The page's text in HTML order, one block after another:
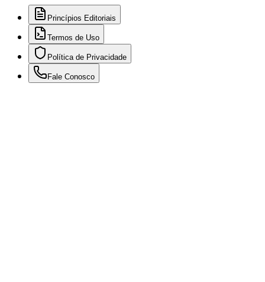
Princípios Editoriais
Termos de Uso
Política de Privacidade
Fale Conosco